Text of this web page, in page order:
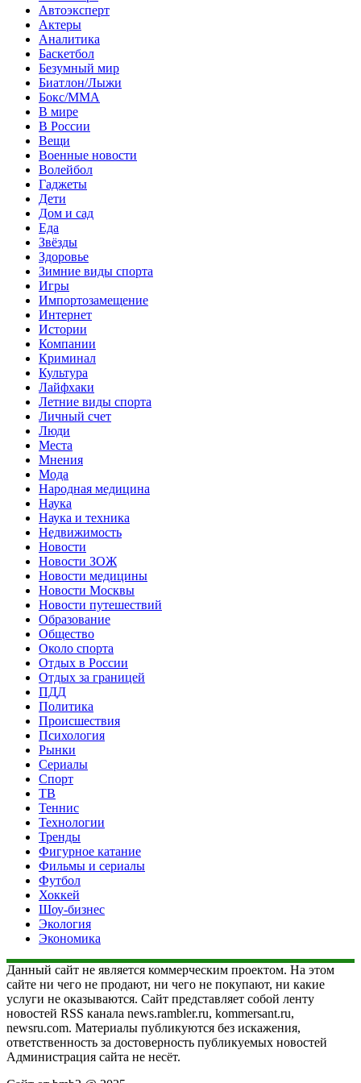
Автоэксперт
Актеры
Аналитика
Баскетбол
Безумный мир
Биатлон/Лыжи
Бокс/MMA
В мире
В России
Вещи
Военные новости
Волейбол
Гаджеты
Дети
Дом и сад
Еда
Звёзды
Здоровье
Зимние виды спорта
Игры
Импортозамещение
Интернет
Истории
Компании
Криминал
Культура
Лайфхаки
Летние виды спорта
Личный счет
Люди
Места
Мнения
Мода
Народная медицина
Наука
Наука и техника
Недвижимость
Новости
Новости ЗОЖ
Новости медицины
Новости Москвы
Новости путешествий
Образование
Общество
Около спорта
Отдых в России
Отдых за границей
ПДД
Политика
Происшествия
Психология
Рынки
Сериалы
Спорт
ТВ
Теннис
Технологии
Тренды
Фигурное катание
Фильмы и сериалы
Футбол
Хоккей
Шоу-бизнес
Экология
Экономика
Данный сайт не является коммерческим проектом. На этом
сайте ни чего не продают, ни чего не покупают, ни какие
услуги не оказываются. Сайт представляет собой ленту
новостей RSS канала news.rambler.ru, kommersant.ru,
newsru.com. Материалы публикуются без искажения,
ответственность за достоверность публикуемых новостей
Администрация сайта не несёт.